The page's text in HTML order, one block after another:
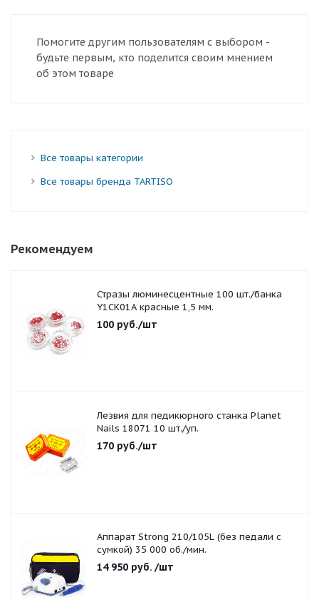
Помогите другим пользователям с выбором -
будьте первым, кто поделится своим мнением
об этом товаре
Все товары категории
Все товары бренда TARTISO
Рекомендуем
Стразы люминесцентные 100 шт./банка
Y1CK01A красные 1,5 мм.
100 руб./шт
Лезвия для педикюрного станка Planet
Nails 18071 10 шт./уп.
170 руб./шт
Аппарат Strong 210/105L (без педали с
сумкой) 35 000 об./мин.
14 950 руб. /шт